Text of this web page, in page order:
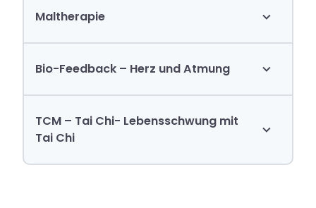
Maltherapie
Bio-Feedback – Herz und Atmung
TCM – Tai Chi- Lebensschwung mit
Tai Chi